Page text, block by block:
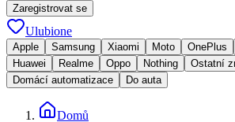
Zaregistrovat se
Ulubione
Apple Samsung Xiaomi Moto OnePlus
Huawei
Realme Oppo Nothing Ostatní
Domácí automatizace
Do auta
Domů